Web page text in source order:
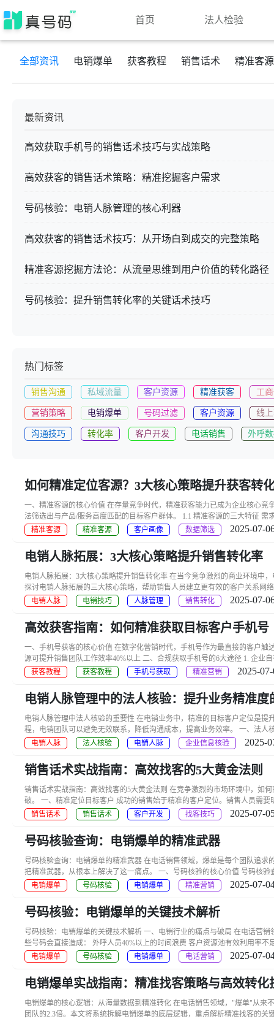
首页 法人检验
全部资讯 电销爆单 获客教程 销售话术 精准客源
如何精准定位客源？3大核心策略提升获客转
一、精准客源的核心价值 在存量竞争时代，精准获客能力已成为企业核心
法筛选出与产品/服务高度匹配的目标客户群体。 1.1 精准客源的三大特征 需
精准客源
精准客源 客户画像 数据筛选 2025-07-
电销人脉拓展：3大核心策略提升销售转化率
电销人脉拓展：3大核心策略提升销售转化率 在当今竞争激烈的商业环境中
探讨电销人脉拓展的三大核心策略，帮助销售人员建立更有效的客户关系网
电销人脉
电销技巧 人脉管理 销售转化 2025-07-
高效获客指南：如何精准获取目标客户手机号
一、手机号获客的核心价值 在数字化营销时代，手机号作为最直接的客户
源可提升销售团队工作效率40%以上 二、合规获取手机号的6大途径 1. 企业
获客教程
获客教程 手机号获取 精准营销 2025-
电销人脉管理中的法人核验：提升业务精准度
电销人脉管理中法人核验的重要性 在电销业务中，精准的目标客户定位是
程，电销团队可以避免无效联系，降低沟通成本，提高业务效率。 一、法人
电销人脉
法人核验 电销人脉 企业信息核验 2025-
销售话术实战指南：高效找客的5大黄金法则
销售话术实战指南：高效找客的5大黄金法则 在竞争激烈的市场环境中，如
破。 一、精准定位目标客户 成功的销售始于精准的客户定位。销售人员需要
销售话术
销售话术 客户开发 找客技巧 2025-07-
号码核验查询：电销爆单的精准武器
号码核验查询：电销爆单的精准武器 在电话销售领域，爆单是每个团队追
把精准武器，从根本上解决了这一痛点。 一、号码核验的核心价值 号码核
电销爆单
号码核验 电销爆单 精准营销 2025-07-
号码核验：电销爆单的关键技术解析
号码核验：电销爆单的关键技术解析 一、电销行业的痛点与破局 在电话营
些号码会直接造成： 外呼人员40%以上的时间浪费 客户资源池有效利用率不
电销爆单
号码核验 电销爆单 电话营销 2025-07-
电销爆单实战指南：精准找客策略与高效转化
电销爆单的核心逻辑：从海量数据到精准转化 在电话销售领域，"爆单"从来
团队的2.3倍。本文将系统拆解电销爆单的底层逻辑，重点解析精准找客的关
最新资讯
高效获取手机号的销售话术技巧与实战策略
高效获客的销售话术策略：精准挖掘客户需求
号码核验：电销人脉管理的核心利器
高效获客的销售话术技巧：从开场白到成交的完整策略
精准客源挖掘方法论：从流量思维到用户价值的转化路径
号码核验：提升销售转化率的关键话术技巧
热门标签
销售沟通 私域流量 客户资源 精准获客 工
营销策略 电销爆单 号码过滤 客户资源 线
沟通技巧 转化率 客户开发 电话销售 外呼